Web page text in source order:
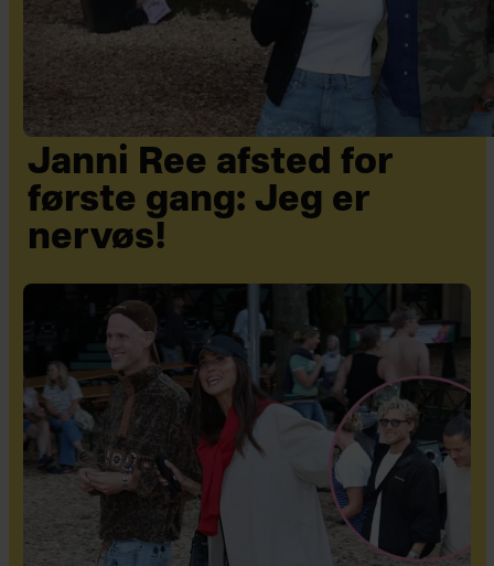
Janni Ree afsted for
første gang: Jeg er
nervøs!